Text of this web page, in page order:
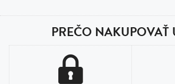
PREČO NAKUPOVAŤ